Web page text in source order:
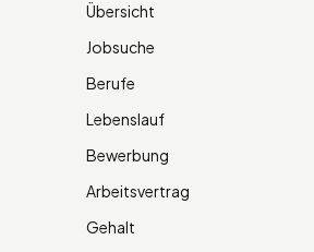
Übersicht
Jobsuche
Berufe
Lebenslauf
Bewerbung
Arbeitsvertrag
Gehalt